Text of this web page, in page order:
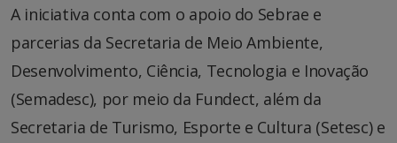
A iniciativa conta com o apoio do Sebrae e
parcerias da Secretaria de Meio Ambiente,
Desenvolvimento, Ciência, Tecnologia e Inovação
(Semadesc), por meio da Fundect, além da
Secretaria de Turismo, Esporte e Cultura (Setesc) e